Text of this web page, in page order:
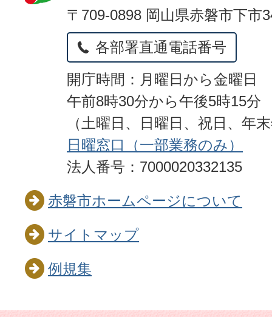
〒709-0898 岡山県赤磐市下市
各部署直通電話番号
開庁時間：月曜日から金曜日
午前8時30分から午後5時15分
（土曜日、日曜日、祝日、年
日曜窓口（一部業務のみ）
法人番号：7000020332135
赤磐市ホームページについて
サイトマップ
例規集